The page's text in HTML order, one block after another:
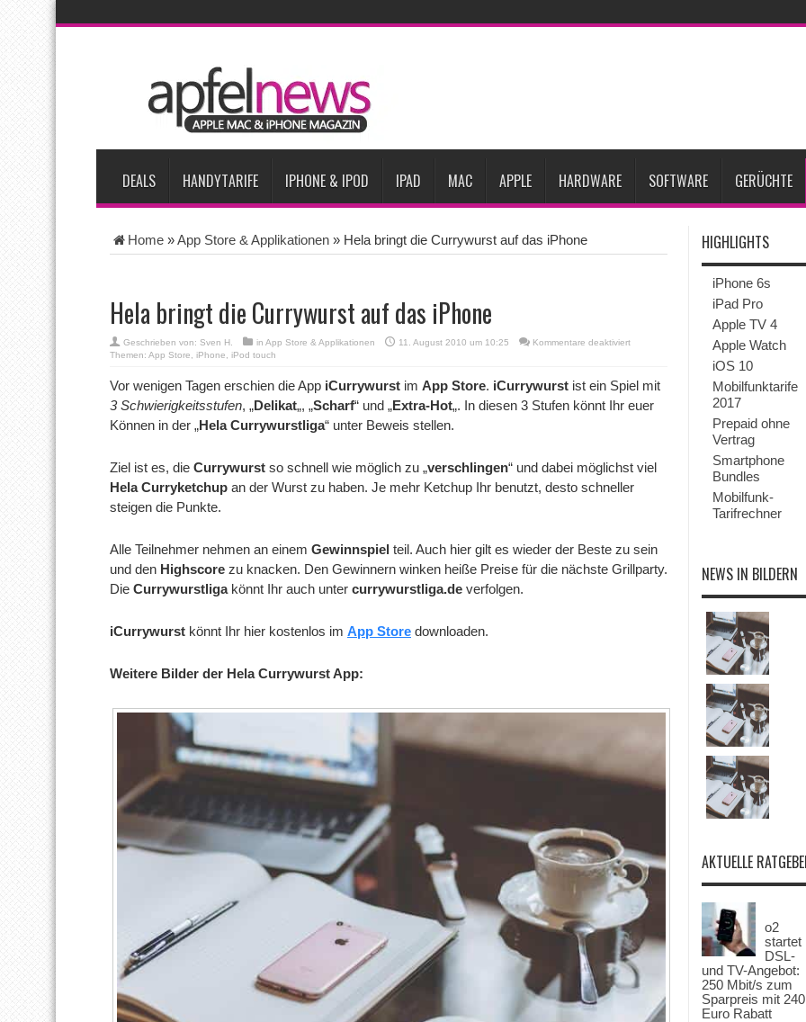
iPhone Ultra lässt Verkauf faltbarer Smartphones 2026 um 20 Prozent steigen
iPhone 18 Pro: Diese 3 großen Upgrades bringt das Top-Modell
iPhone Air 2 für Anfang 2027 erwartet Apples vermutete AirPods mit Kameras sollen bereits im September erscheinen
Apple erzielt 49 Prozent des weltweiten Smartphone-Umsatzes im 2. Quartal
DEALS HANDYTARIFE IPHONE & IPOD IPAD MAC APPLE HARDWARE SOFTWARE GERÜCHTE
Home »App Store & Applikationen » Hela bringt die Currywurst auf das iPhone
Hela bringt die Currywurst auf das iPhone
Geschrieben von: Sven H. in App Store & Applikationen 11. August 2010 um 10:25 Kommentare deaktiviertfür
die
Currywurst
auf
Themen: App Store iPhone iPod touch
Vor wenigen Tagen erschien die App iCurrywurst im App Store. iCurrywurst ist ein Spiel mit
3 Schwierigkeitsstufen, „Delikat„, „Scharf“ und „Extra-Hot„. In diesen 3 Stufen könnt Ihr euer
Können in der „Hela Currywurstliga“ unter Beweis stellen.
Ziel ist es, die Currywurst so schnell wie möglich zu „verschlingen“ und dabei möglichst viel
Hela Curryketchup an der Wurst zu haben. Je mehr Ketchup Ihr benutzt, desto schneller
steigen die Punkte.
Alle Teilnehmer nehmen an einem Gewinnspiel teil. Auch hier gilt es wieder der Beste zu sein
und den Highscore zu knacken. Den Gewinnern winken heiße Preise für die nächste Grillparty.
Die Currywurstligakönnt Ihr auch unter currywurstliga.de verfolgen.
iCurrywurst könnt Ihr hier kostenlos im App Store downloaden.
Weitere Bilder der Hela Currywurst App:
HIGHLIGHTS
iPhone 6s
iPad Pro
Apple TV 4
Apple Watch
iOS 10
Mobilfunktarife
2017
Prepaid ohne
Vertrag
Smartphone
Bundles
Mobilfunk-
Tarifrechner
NEWS IN BILDERN
AKTUELLE
o2
startet
DSL-
und TV-Angebot:
250 Mbit/s zum
Sparpreis mit 240
Euro Rabatt